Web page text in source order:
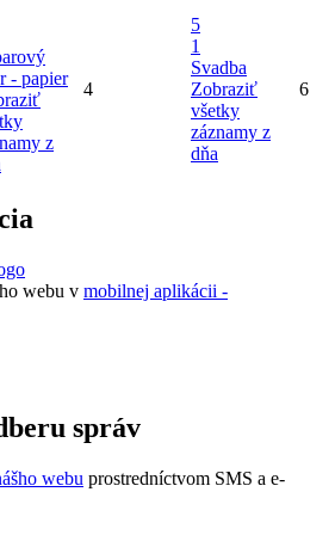
- papier
z
4
5
1
Svadba
Zobraziť
všetky
záznamy z
dňa
6
webu v mobilnej aplikácii -
správ
webu prostredníctvom SMS a e-